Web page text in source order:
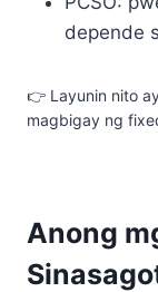
depende
👉 Layunin nito
magbigay ng
Anong